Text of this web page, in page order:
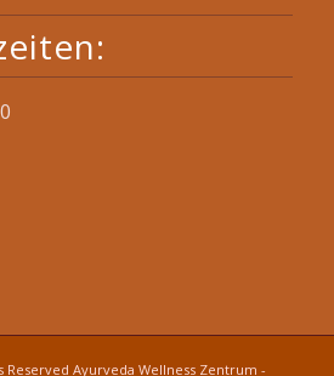
Reserved Ayurveda Wellness Zentrum -